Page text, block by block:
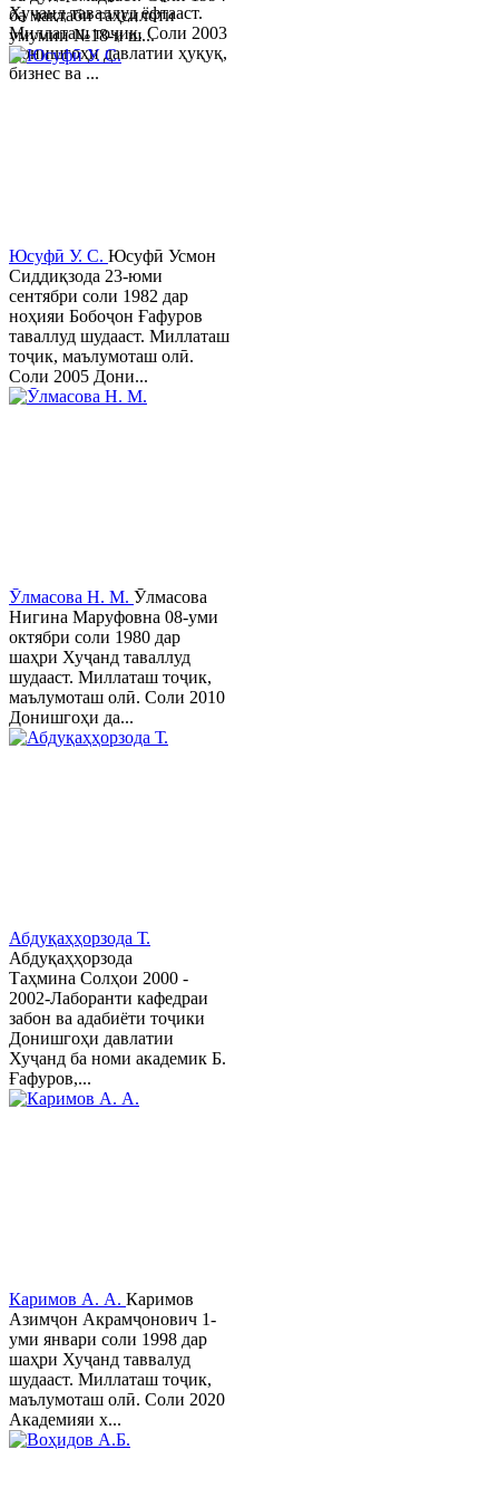
Хуҷанд таваллуд ёфтааст.
Миллаташ тоҷик. Соли 2003
Донишгоҳи давлатии ҳуқуқ,
бизнес ва ...
ба мактаби таҳсилоти
умумии №18-и ш...
Юсуфӣ У. C. Юсуфӣ Усмон
Сиддиқзода 23-юми
сентябри соли 1982 дар
ноҳияи Бобоҷон Ғафуров
таваллуд шудааст. Миллаташ
тоҷик, маълумоташ олӣ.
Соли 2005 Дони...
Ӯлмасова Н. М. Ӯлмасова
Нигина Маруфовна 08-уми
октябри соли 1980 дар
шаҳри Хуҷанд таваллуд
шудааст. Миллаташ тоҷик,
маълумоташ олӣ. Соли 2010
Донишгоҳи да...
Абдуқаҳҳорзода Т.
Абдуқаҳҳорзода
Таҳмина Солҳои 2000 -
2002-Лаборанти кафедраи
забон ва адабиёти тоҷики
Донишгоҳи давлатии
Хуҷанд ба номи академик Б.
Ғафуров,...
Каримов А. А. Каримов
Азимҷон Акрамҷонович 1-
уми январи соли 1998 дар
шаҳри Хуҷанд таввалуд
шудааст. Миллаташ тоҷик,
маълумоташ олӣ. Соли 2020
Академияи х...